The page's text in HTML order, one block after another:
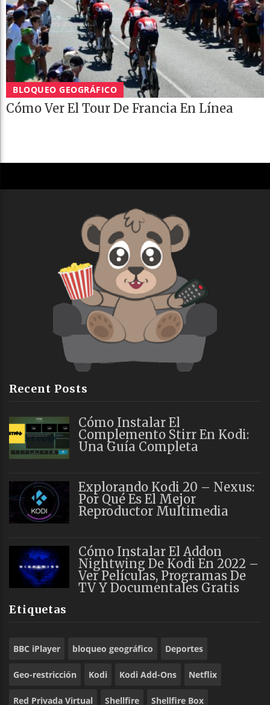
BLOQUEO GEOGRÁFICO
Cómo Ver El Tour De Francia En Línea
Recent Posts
Cómo Instalar El
Complemento Stirr En Kodi:
Una Guía Completa
Explorando Kodi 20 – Nexus:
Por Qué Es El Mejor
Reproductor Multimedia
Cómo Instalar El Addon
Nightwing De Kodi En 2022 –
Ver Películas, Programas De
TV Y Documentales Gratis
Etiquetas
BBC iPlayer bloqueo geográfico Deportes
Geo-restricción Kodi Kodi Add-Ons Netflix
Red Privada Virtual Shellfire Shellfire Box